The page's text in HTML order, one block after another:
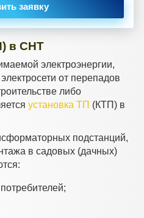
в СНТ
электроэнергии,
от перепадов
либо
установка ТП (КТП) в
подстанций,
в садовых (дачных)